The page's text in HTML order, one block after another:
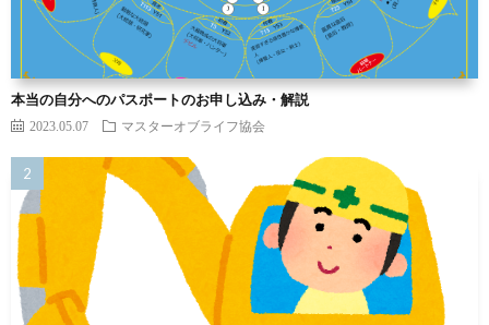
本当の自分へのパスポートのお申し込み・解説
2023.05.07 マスターオブライフ協会